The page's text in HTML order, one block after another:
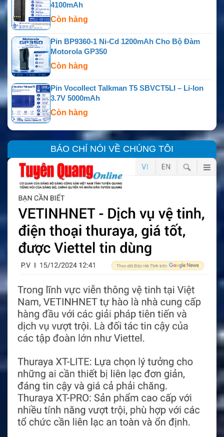
4100mAh
Còn hàng
Pin BP9360-1 Ni-Cd 1200mAh Cho Bộ Đàm
Motorola GP350
Còn hàng
Pin Vocollect Talkman T5 SBVCT5LI – Li-Ion
3.7V 5000mAh
Còn hàng
BÁO CHÍ NÓI VỀ CHÚNG TÔI